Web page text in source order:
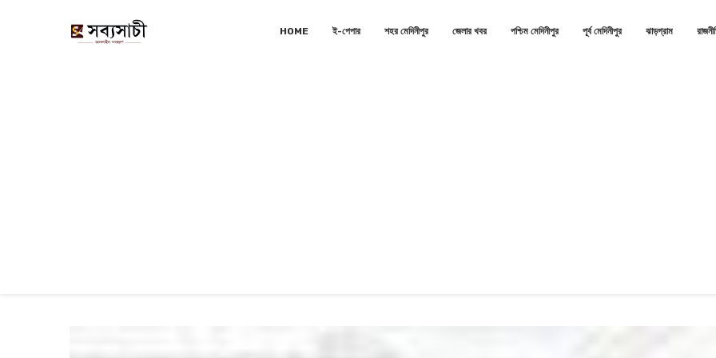
HOME ই-পেপার শহর মেদিনীপুর জেলার খবর পশ্চিম মেদিনীপুর পূর্ব মেদিনীপুর ঝাড়গ্রাম